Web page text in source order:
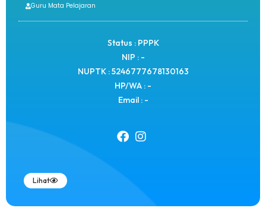
Guru Mata Pelajaran
Status : PPPK
NIP : -
NUPTK : 5246777678130163
HP/WA : -
Email : -
Lihat